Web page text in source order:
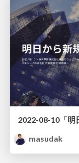
masudak